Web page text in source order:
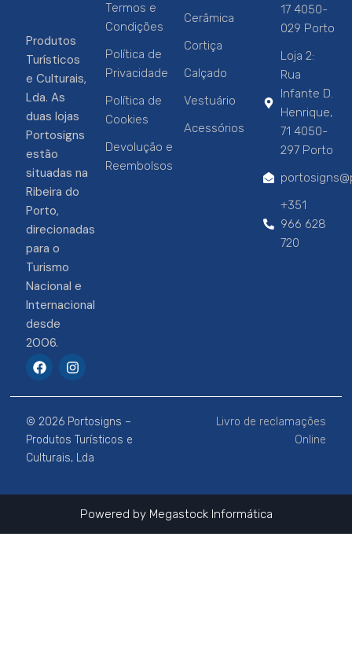
Produtos
Turísticos
e Culturais,
Lda. As
duas lojas
Portosigns
estão
situadas na
Ribeira do
Porto,
direcionadas
para o
Turismo
Nacional e
Internacional
desde
2006.
F
a
e
b
o
o
k
I
n
t
a
g
r
a
m
Termos e
Condições
Política de
Privacidade
Política de
Cookies
Devolução e
Reembolsos
Cerâmica
Cortiça
Calçado
Vestuário
Acessórios
17 4050-
029 Porto
Loja 2:
Rua
Infante D.
Henrique,
71 4050-
297 Porto
+351
966 628
720
© 2026 Portosigns –
Produtos Turísticos e
Culturais, Lda
Livro de reclamações
Online
Powered by Megastock Informática